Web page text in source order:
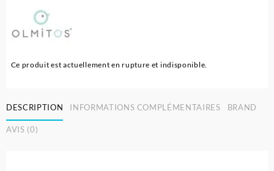
Ce produit est actuellement en rupture et indisponible.
DESCRIPTION INFORMATIONS COMPLÉMENTAIRES BRAND
AVIS (0)